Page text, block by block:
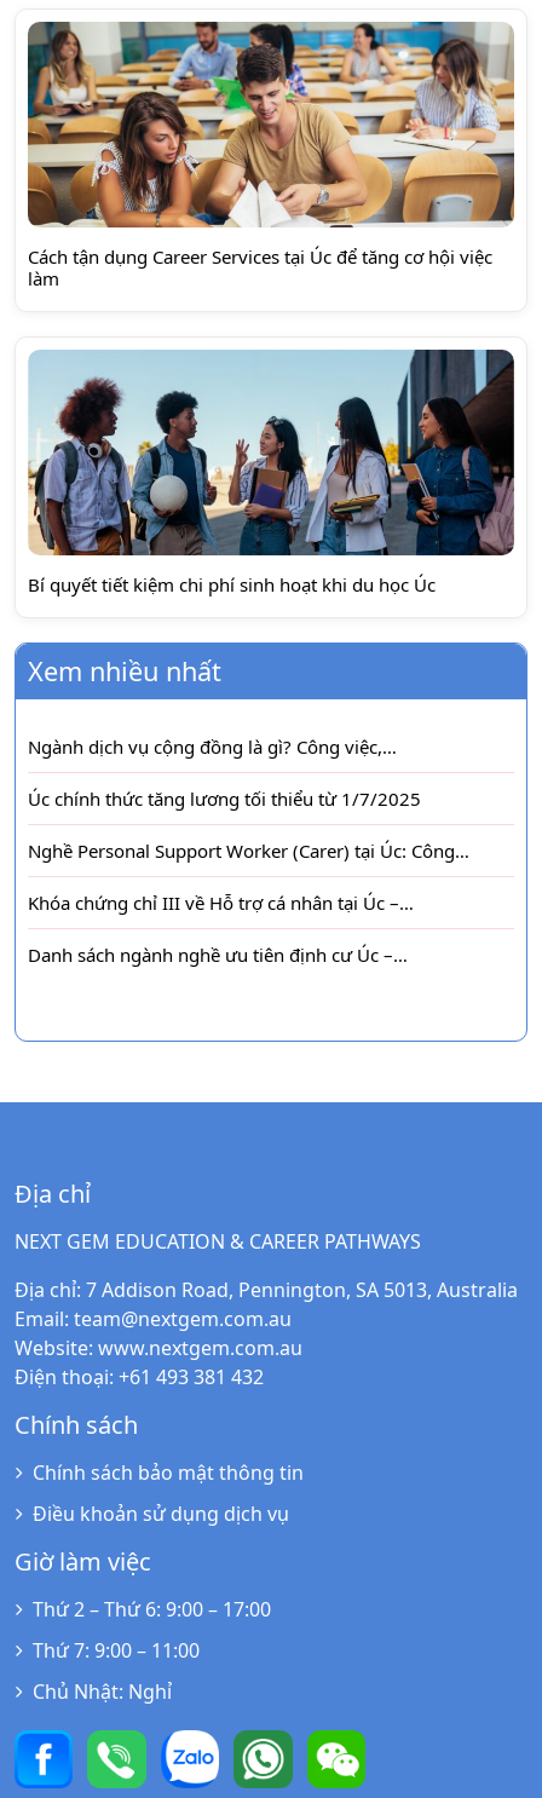
Cách tận dụng Career Services tại Úc để tăng cơ hội việc
làm
Bí quyết tiết kiệm chi phí sinh hoạt khi du học Úc
Xem nhiều nhất
Ngành dịch vụ cộng đồng là gì? Công việc,…
Úc chính thức tăng lương tối thiểu từ 1/7/2025
Nghề Personal Support Worker (Carer) tại Úc: Công…
Khóa chứng chỉ III về Hỗ trợ cá nhân tại Úc –…
Danh sách ngành nghề ưu tiên định cư Úc –…
Địa chỉ
NEXT GEM EDUCATION & CAREER PATHWAYS
Địa chỉ: 7 Addison Road, Pennington, SA 5013, Australia
Email: team@nextgem.com.au
Website: www.nextgem.com.au
Điện thoại: +61 493 381 432
Chính sách
Chính sách bảo mật thông tin
Điều khoản sử dụng dịch vụ
Giờ làm việc
Thứ 2 – Thứ 6: 9:00 – 17:00
Thứ 7: 9:00 – 11:00
Chủ Nhật: Nghỉ